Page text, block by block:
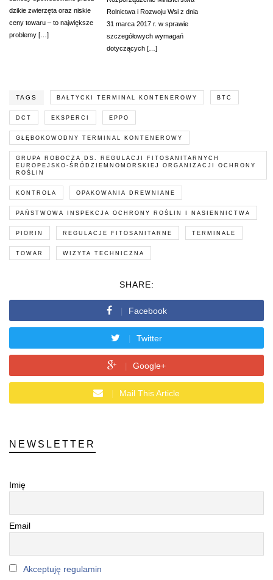
dzikie zwierzęta oraz niskie
ceny towaru – to największe
problemy […]
Rolnictwa i Rozwoju Wsi z dnia
31 marca 2017 r. w sprawie
szczegółowych wymagań
dotyczących […]
TAGS BAŁTYCKI TERMINAL KONTENEROWY BTC
DCT EKSPERCI EPPO
GŁĘBOKOWODNY TERMINAL KONTENEROWY
GRUPA ROBOCZA DS. REGULACJI FITOSANITARNYCH
EUROPEJSKO-ŚRÓDZIEMNOMORSKIEJ ORGANIZACJI OCHRONY
ROŚLIN
KONTROLA OPAKOWANIA DREWNIANE
PAŃSTWOWA INSPEKCJA OCHRONY ROŚLIN I NASIENNICTWA
PIORIN REGULACJE FITOSANITARNE TERMINALE
TOWAR WIZYTA TECHNICZNA
SHARE:
Facebook
Twitter
Google+
Mail This Article
NEWSLETTER
Imię
Email
Akceptuję regulamin